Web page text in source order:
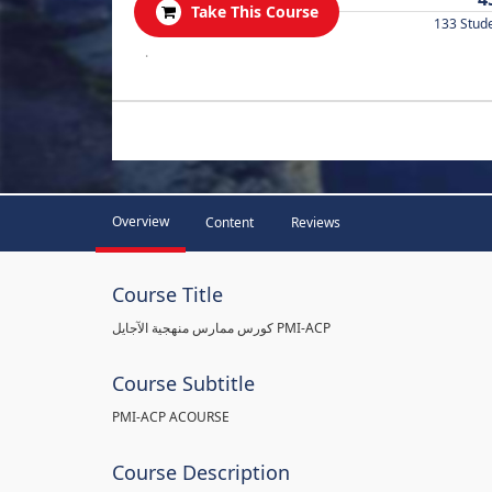
Take This Course
133
.
Overview Content Reviews
Course Title
كورس ممارس منهجية الآجايل PMI-ACP
Course Subtitle
PMI-ACP ACOURSE
Course Description